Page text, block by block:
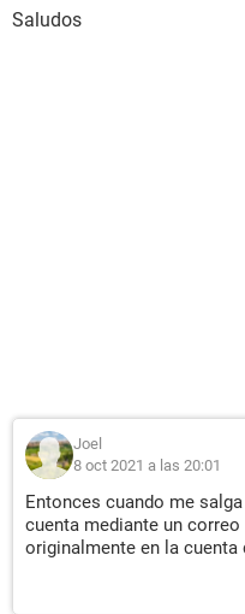
Saludos
Joel
8 oct 2021 a las 20:01
Entonces cuando me
cuenta mediante un
originalmente en la cuenta